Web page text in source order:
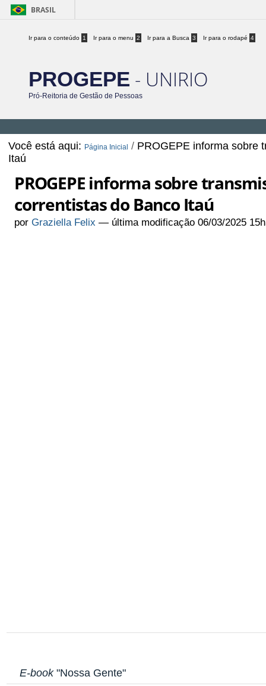
BRASIL
Ir para o conteúdo 1 Ir para o menu 2 Ir para a Busca 3 Ir para o rodapé 4
PROGEPE - UNIRIO
Pró-Reitoria de Gestão de Pessoas
Você está aqui: Página Inicial / PROGEPE informa sobre
Itaú
PROGEPE informa sobre
correntistas do Banco Itaú
porGraziella Felix — última modificação 06/03/2025
E-book"Nossa Gente"